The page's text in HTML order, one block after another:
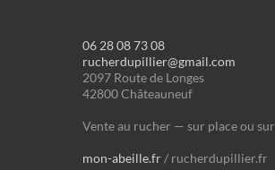
06 28 08 73 08
rucherdupillier@gmail.com
2097 Route de Longes
42800 Châteauneuf
Vente au rucher — sur place ou
mon-abeille.fr/ rucherdupillier.fr